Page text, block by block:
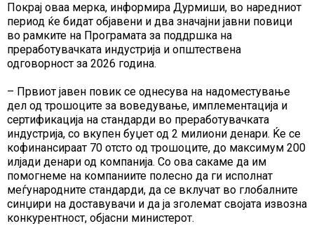
Покрај оваа мерка, информира Дурмиши, во наредниот
период ќе бидат објавени и два значајни јавни повици
во рамките на Програмата за поддршка на
преработувачката индустрија и општествена
одговорност за 2026 година.
– Првиот јавен повик се однесува на надоместување
дел од трошоците за воведување, имплементација и
сертификација на стандарди во преработувачката
индустрија, со вкупен буџет од 2 милиони денари. Ќе се
кофинансираат 70 отсто од трошоците, до максимум 200
илјади денари од компанија. Со ова сакаме да им
помогнеме на компаниите полесно да ги исполнат
меѓународните стандарди, да се вклучат во глобалните
синџири на доставувачи и да ја зголемат својата извозна
конкурентност, објасни министерот.